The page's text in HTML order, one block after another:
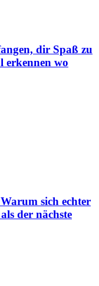
dir Spaß zu
erkennen wo
sich echter
der nächste